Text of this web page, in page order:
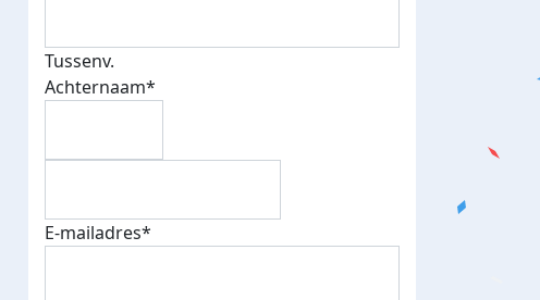
Donateurs
bedankt
Tussenv.
Achternaam*
E-mailadres*